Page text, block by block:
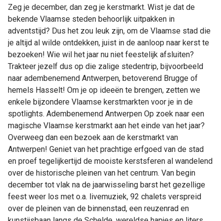
Zeg je december, dan zeg je kerstmarkt. Wist je dat de
bekende Vlaamse steden behoorlijk uitpakken in
adventstijd? Dus het zou leuk zijn, om de Vlaamse stad die
je altijd al wilde ontdekken, juist in de aanloop naar kerst te
bezoeken! Wie wil het jaar nu niet feestelijk afsluiten?
Trakteer jezelf dus op die zalige stedentrip, bijvoorbeeld
naar adembenemend Antwerpen, betoverend Brugge of
hemels Hasselt! Om je op ideeën te brengen, zetten we
enkele bijzondere Vlaamse kerstmarkten voor je in de
spotlights. Adembenemend Antwerpen Op zoek naar een
magische Vlaamse kerstmarkt aan het einde van het jaar?
Overweeg dan een bezoek aan de kerstmarkt van
Antwerpen! Geniet van het prachtige erfgoed van de stad
en proef tegelijkertijd de mooiste kerstsferen al wandelend
over de historische pleinen van het centrum. Van begin
december tot vlak na de jaarwisseling barst het gezellige
feest weer los met o.a. livemuziek, 92 chalets verspreid
over de pleinen van de binnenstad, een reuzenrad en